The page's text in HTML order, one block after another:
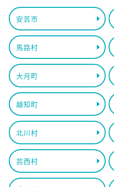
安芸市
馬路村
大月町
越知町
北川村
芸西村